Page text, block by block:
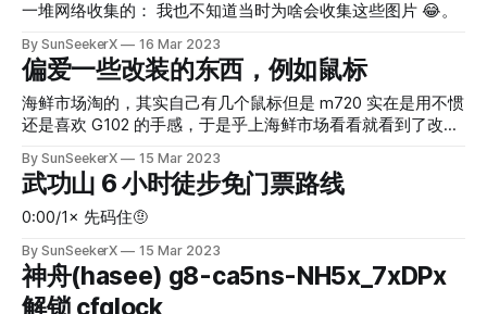
一堆网络收集的： 我也不知道当时为啥会收集这些图片 😂。
By SunSeekerX 16 Mar 2023
偏爱一些改装的东西，例如鼠标
海鲜市场淘的，其实自己有几个鼠标但是 m720 实在是用不惯
还是喜欢 G102 的手感，于是乎上海鲜市场看看就看到了改装
于是乎没有讲价就直接入手了，说实话 拆开快递的一瞬间，
我是非常失望的，鼠标外观就像上过伊拉克战场，坑坑洼洼
各种划痕，上图应该能看的出来一些。但是这一根伞绳线非常
来非常的舒服。 卖家说他是 18 块钱买的壳子，买全新的 划不
来，所以这就是一个 gpro 的心脏，伊拉克 102 的外观。好在
手感还不错，替换的微动开关都非常舒服，比我现在在用的
By SunSeekerX 15 Mar 2023
武功山 6 小时徒步免门票路线
0:00/1× 先码住🤨
By SunSeekerX 15 Mar 2023
神舟(hasee) g8-ca5ns-NH5x_7xDPx
解锁 cfglock